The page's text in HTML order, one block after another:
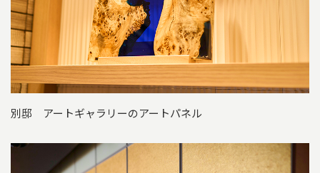
別邸 アートギャラリーのアートパネル